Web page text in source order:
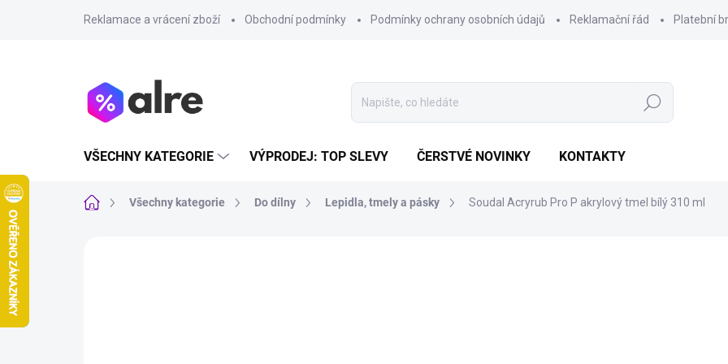
Reklamace a vrácení zboží Obchodní podmínky Podmínky ochrany osobních údajů Reklamační řád Platební
Hledat
VŠECHNY KATEGORIE VÝPRODEJ: TOP SLEVY ČERSTVÉ NOVINKY KONTAKTY
Domů Všechny kategorie Do dílny Lepidla, tmely a pásky Soudal Acryrub Pro P akrylový tmel bílý 310 ml